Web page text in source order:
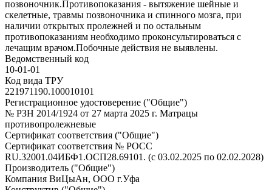
позвоночник.Противопоказания - вытяжение шейные и
скелетные, травмы позвоночника и спинного мозга, при
наличии открытых пролежней и по остальным
противопоказаниям необходимо проконсультироваться с
лечащим врачом.Побочные действия не выявлены.
Ведомственный код
10-01-01
Код вида ТРУ
221971190.100010101
Регистрационное удостоверение ("Общие")
№ РЗН 2014/1924 от 27 марта 2025 г. Матрацы
противопролежневые
Сертификат соответствия ("Общие")
Сертификат соответствия № РОСС
RU.32001.04ИБФ1.ОСП28.69101. (с 03.02.2025 по 02.02.2028)
Производитель ("Общие")
Компания ВиЦыАн, ООО г.Уфа